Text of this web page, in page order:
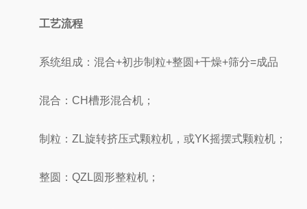
工艺流程
系统组成：混合+初步制粒+整圆+干燥+筛分=成品
混合：CH槽形混合机；
制粒：ZL旋转挤压式颗粒机，或YK摇摆式颗粒机；
整圆：QZL圆形整粒机；